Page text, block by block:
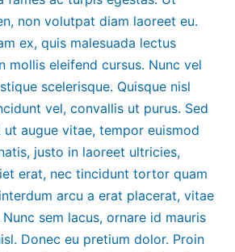
non volutpat diam laoreet eu.
ex, quis malesuada lectus
mollis eleifend cursus. Nunc vel
scelerisque. Quisque nisl
vel, convallis ut purus. Sed
augue vitae, tempor euismod
justo in laoreet ultricies,
erat, nec tincidunt tortor quam
arcu a erat placerat, vitae
sem lacus, ornare id mauris
Donec eu pretium dolor. Proin